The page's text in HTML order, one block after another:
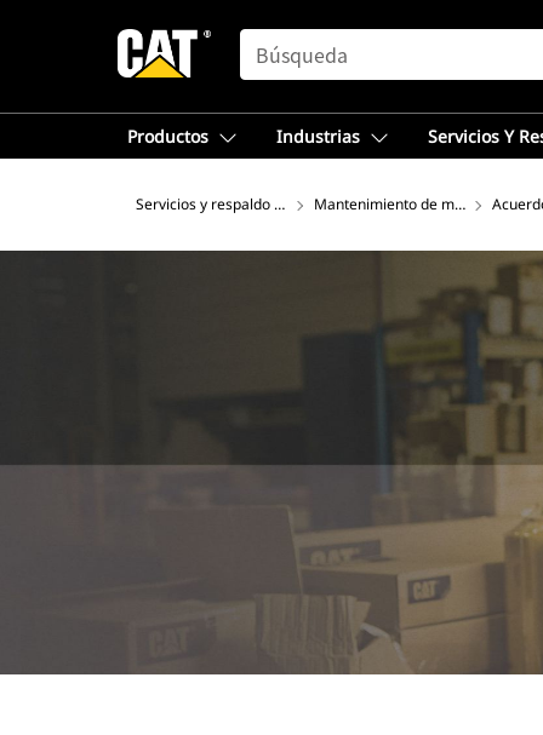
SEARCH
Productos Industrias Servicios Y
Servicios y respaldo Cat® Mantenimiento de maquinaria